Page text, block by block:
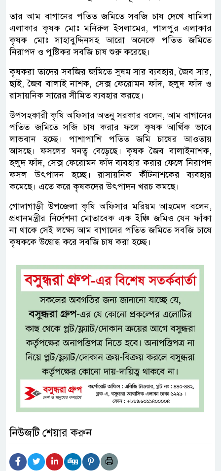
তার আম বাগানের পতিত জমিতে সবজি চাষ দেখে ধামিলা
এলাকার কৃষক মোঃ মনিরুল ইসলামের, পালপুর এলাকার
কৃষক মোঃ সাহাবুদ্দিনসহ আরো অনেকে পতিত জমিতে
নিরাপদ ও পুষ্টিকর সবজি চাষ শুরু করেছে।
কৃষকরা তাদের সবজির জমিতে সুষম সার ব্যবহার, জৈব সার,
ছাই, জৈব বালাই নাশক, সেক্স ফেরোমন ফাঁদ, হলুদ ফাঁদ ও
রাসায়নিক সারের সীমিত ব্যবহার করছে।
উপসহকারী কৃষি অফিসার অতনু সরকার বলেন, আম বাগানের
পতিত জমিতে সব্জি চাষ করার ফলে কৃষক আর্থিক ভাবে
লাভবান হচ্ছে। পাশাপাশি পতিত জমি চাষের আওতায়
আসছে। ফসলের ঘনত্ব বেড়েছে। কৃষক জৈব বালাইনাশক,
হলুদ ফাঁদ, সেক্স ফেরোমন ফাঁদ ব্যবহার করার ফেলে নিরাপদ
ফসল উৎপাদন হচ্ছে। রাসায়নিক কীটনাশকের ব্যবহার
কমেছে। এতে করে কৃষকদের উৎপাদন খরচ কমছে।
গোদাগাড়ী উপজেলা কৃষি অফিসার মরিয়ম আহমেদ বলেন,
প্রধানমন্ত্রীর নির্দেশনা মোতাবেক এক ইঞ্চি জমিও যেন ফাঁকা
না থাকে সেই লক্ষ্যে আম বাগানের পতিত জমিতে সবজি চাষে
কৃষককে উদ্বোদ্ধ করে সবজি চাষ করা হচ্ছে।
নিউজটি শেয়ার করুন